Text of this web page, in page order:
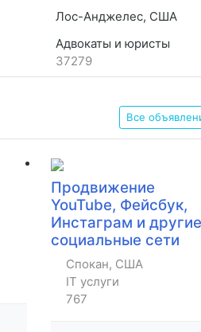
Лос-Анджелес, США
Адвокаты и юристы
37279
Все
Продвижение
YouTube, Фейсбук,
Инстаграм и другие
социальные сети
Спокан, США
IT услуги
767